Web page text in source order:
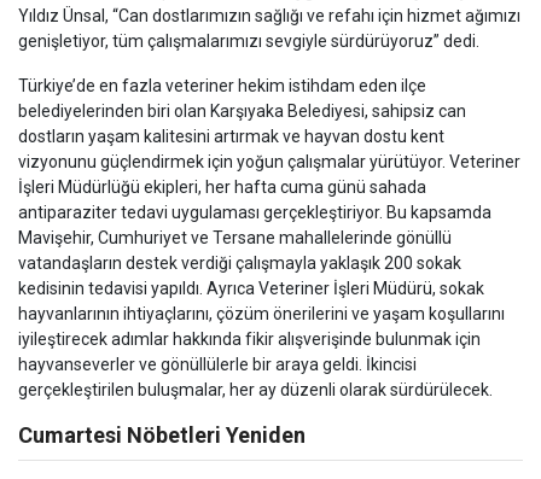
Yıldız Ünsal, “Can dostlarımızın sağlığı ve refahı için hizmet ağımızı
genişletiyor, tüm çalışmalarımızı sevgiyle sürdürüyoruz” dedi.
Türkiye’de en fazla veteriner hekim istihdam eden ilçe
belediyelerinden biri olan Karşıyaka Belediyesi, sahipsiz can
dostların yaşam kalitesini artırmak ve hayvan dostu kent
vizyonunu güçlendirmek için yoğun çalışmalar yürütüyor. Veteriner
İşleri Müdürlüğü ekipleri, her hafta cuma günü sahada
antiparaziter tedavi uygulaması gerçekleştiriyor. Bu kapsamda
Mavişehir, Cumhuriyet ve Tersane mahallelerinde gönüllü
vatandaşların destek verdiği çalışmayla yaklaşık 200 sokak
kedisinin tedavisi yapıldı. Ayrıca Veteriner İşleri Müdürü, sokak
hayvanlarının ihtiyaçlarını, çözüm önerilerini ve yaşam koşullarını
iyileştirecek adımlar hakkında fikir alışverişinde bulunmak için
hayvanseverler ve gönüllülerle bir araya geldi. İkincisi
gerçekleştirilen buluşmalar, her ay düzenli olarak sürdürülecek.
Cumartesi Nöbetleri Yeniden